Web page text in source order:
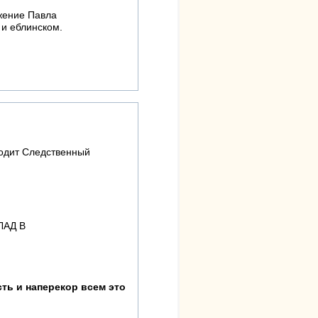
Павла
еблинском.
Следственный
В
и наперекор всем это